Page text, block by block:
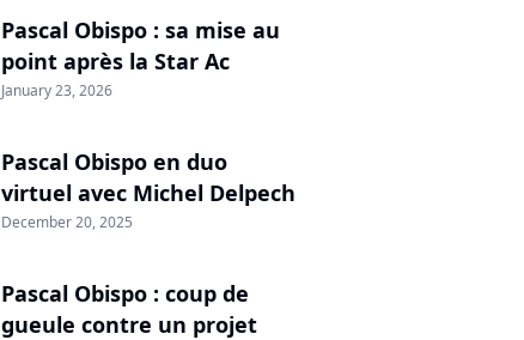
Pascal Obispo : sa mise au
point après la Star Ac
January 23, 2026
Pascal Obispo en duo
virtuel avec Michel Delpech
December 20, 2025
Pascal Obispo : coup de
gueule contre un projet